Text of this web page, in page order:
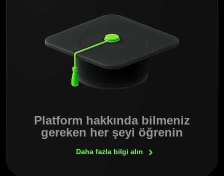
Platform hakkında bilmeniz
gereken her şeyi öğrenin
Daha fazla bilgi alın